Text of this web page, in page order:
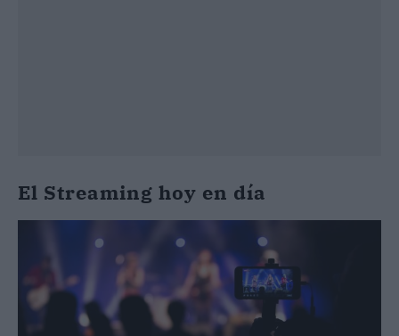
El Streaming hoy en día